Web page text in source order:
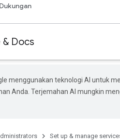
Dukungan
& Docs
menggunakan teknologi AI untuk
Anda. Terjemahan AI mungkin
Set up & manage